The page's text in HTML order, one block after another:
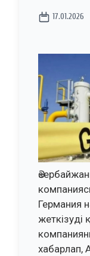
17.01.2026
Германия
жеткізуді
хабарлап,